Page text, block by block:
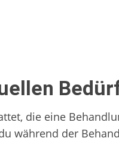
die eine
während der